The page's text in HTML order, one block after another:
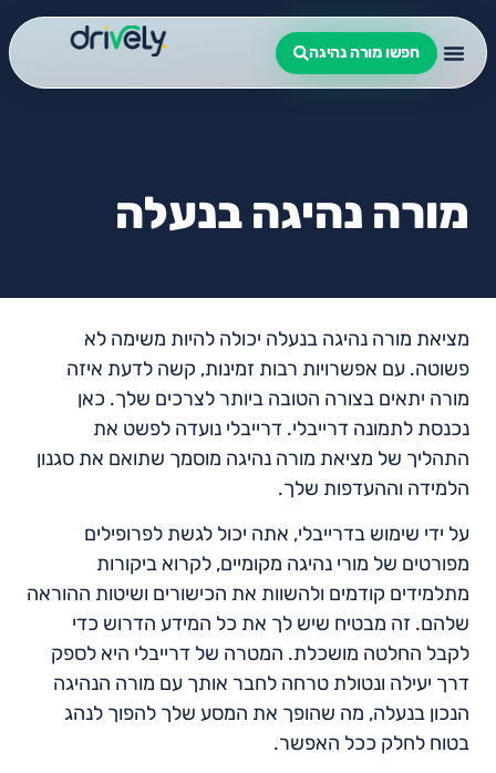
חפשו מורה נהיגה
מורה נהיגה בנעלה
מציאת מורה נהיגה בנעלה יכולה להיות משימה לא
פשוטה. עם אפשרויות רבות זמינות, קשה לדעת איזה
מורה יתאים בצורה הטובה ביותר לצרכים שלך. כאן
נכנסת לתמונה דרייבלי. דרייבלי נועדה לפשט את
התהליך של מציאת מורה נהיגה מוסמך שתואם את סגנון
הלמידה וההעדפות שלך.
על ידי שימוש בדרייבלי, אתה יכול לגשת לפרופילים
מפורטים של מורי נהיגה מקומיים, לקרוא ביקורות
מתלמידים קודמים ולהשוות את הכישורים ושיטות ההוראה
שלהם. זה מבטיח שיש לך את כל המידע הדרוש כדי
לקבל החלטה מושכלת. המטרה של דרייבלי היא לספק
דרך יעילה ונטולת טרחה לחבר אותך עם מורה הנהיגה
הנכון בנעלה, מה שהופך את המסע שלך להפוך לנהג
בטוח לחלק ככל האפשר.